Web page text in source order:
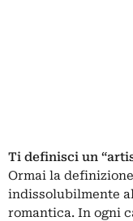
Ti definisci un
Ormai la
indissolubilmente
romantica. In ogni